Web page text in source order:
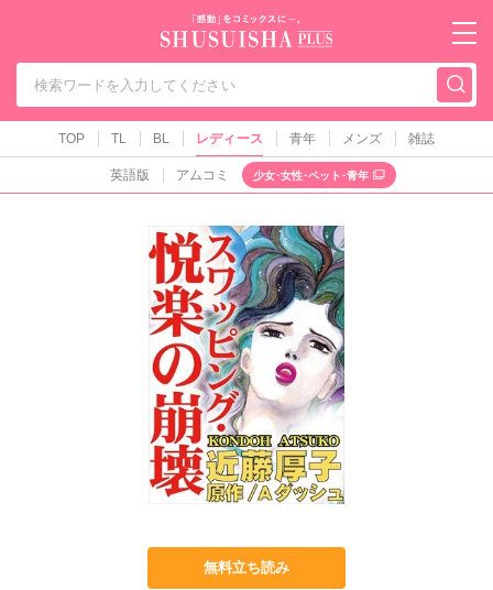
秋水社PLUS（テ
TOP TL BL レディース 青年 メンズ 雑誌
英語版 アムコミ 少女･女性･ペット･青年
無料立ち読み